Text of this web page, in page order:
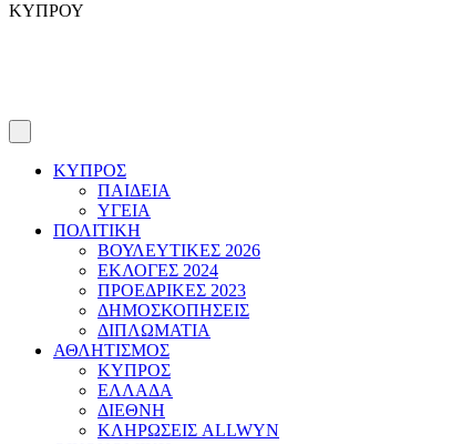
ΚΥΠΡΟΥ
ΚΥΠΡΟΣ
ΠΑΙΔΕΙΑ
ΥΓΕΙΑ
ΠΟΛΙΤΙΚΗ
ΒΟΥΛΕΥΤΙΚΕΣ 2026
ΕΚΛΟΓΕΣ 2024
ΠΡΟΕΔΡΙΚΕΣ 2023
ΔΗΜΟΣΚΟΠΗΣΕΙΣ
ΔΙΠΛΩΜΑΤΙΑ
ΑΘΛΗΤΙΣΜΟΣ
ΚΥΠΡΟΣ
ΕΛΛΑΔΑ
ΔΙΕΘΝΗ
ΚΛΗΡΩΣΕΙΣ ALLWYN